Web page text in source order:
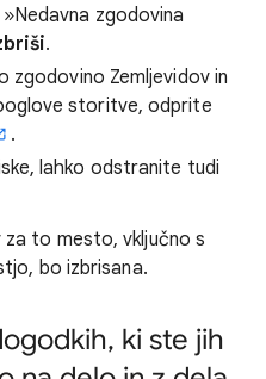
zgodovina
.
zgodovino Zemljevidov in
storitve, odprite
.
lahko odstranite tudi
za to mesto, vključno s
bo izbrisana.
ki ste jih